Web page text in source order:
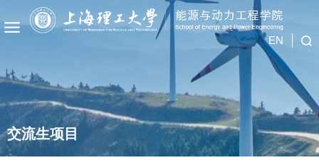
EN
交流生项目